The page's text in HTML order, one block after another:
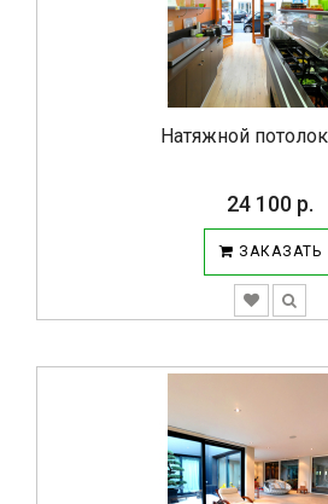
Натяжной
24 100 р.
ЗАКАЗАТЬ